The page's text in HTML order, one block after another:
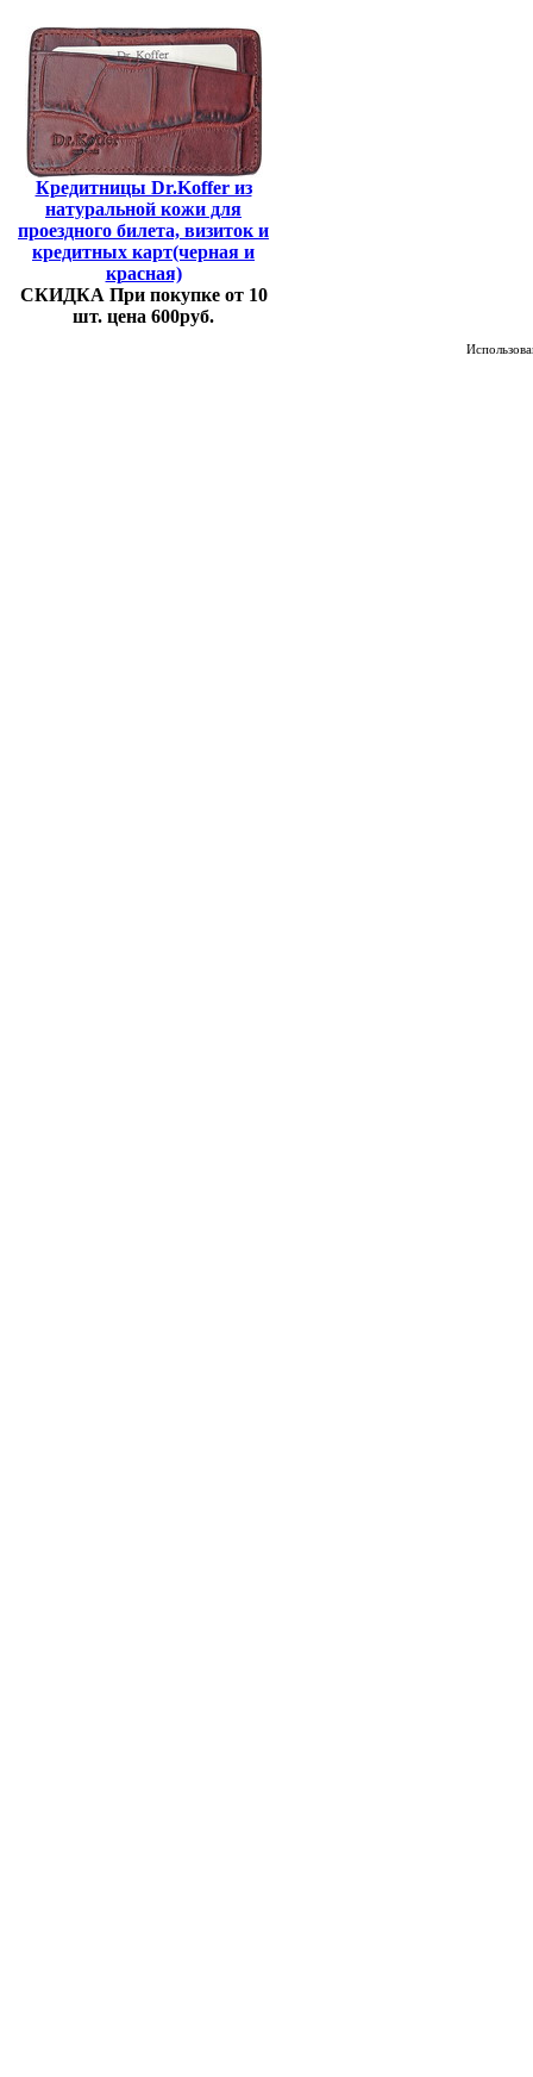
Кредитницы Dr.Koffer из
натуральной кожи для
проездного билета, визиток и
кредитных карт(черная и
красная)
СКИДКА При покупке от 10
шт. цена 600руб.